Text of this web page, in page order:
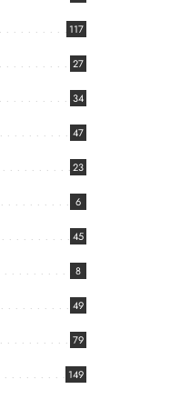
117
27
34
47
23
6
45
8
49
79
149